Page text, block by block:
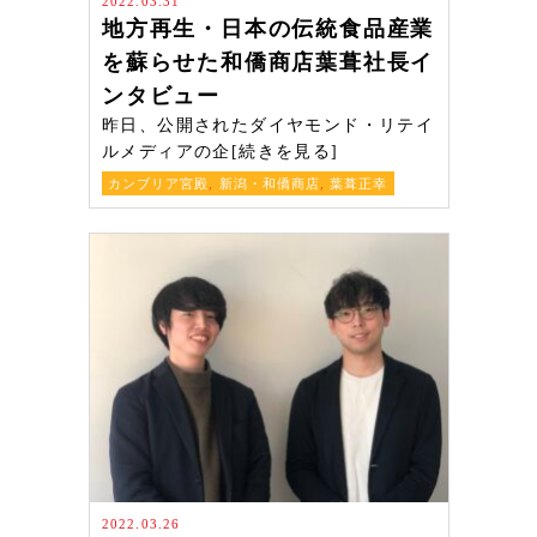
地方再生・日本の伝統食品産業
を蘇らせた和僑商店葉葺社長イ
ンタビュー
昨日、公開されたダイヤモンド・リテイ
ルメディアの企[続きを見る]
カンブリア宮殿 新潟・和僑商店 ,葉葺正幸
2022.03.26